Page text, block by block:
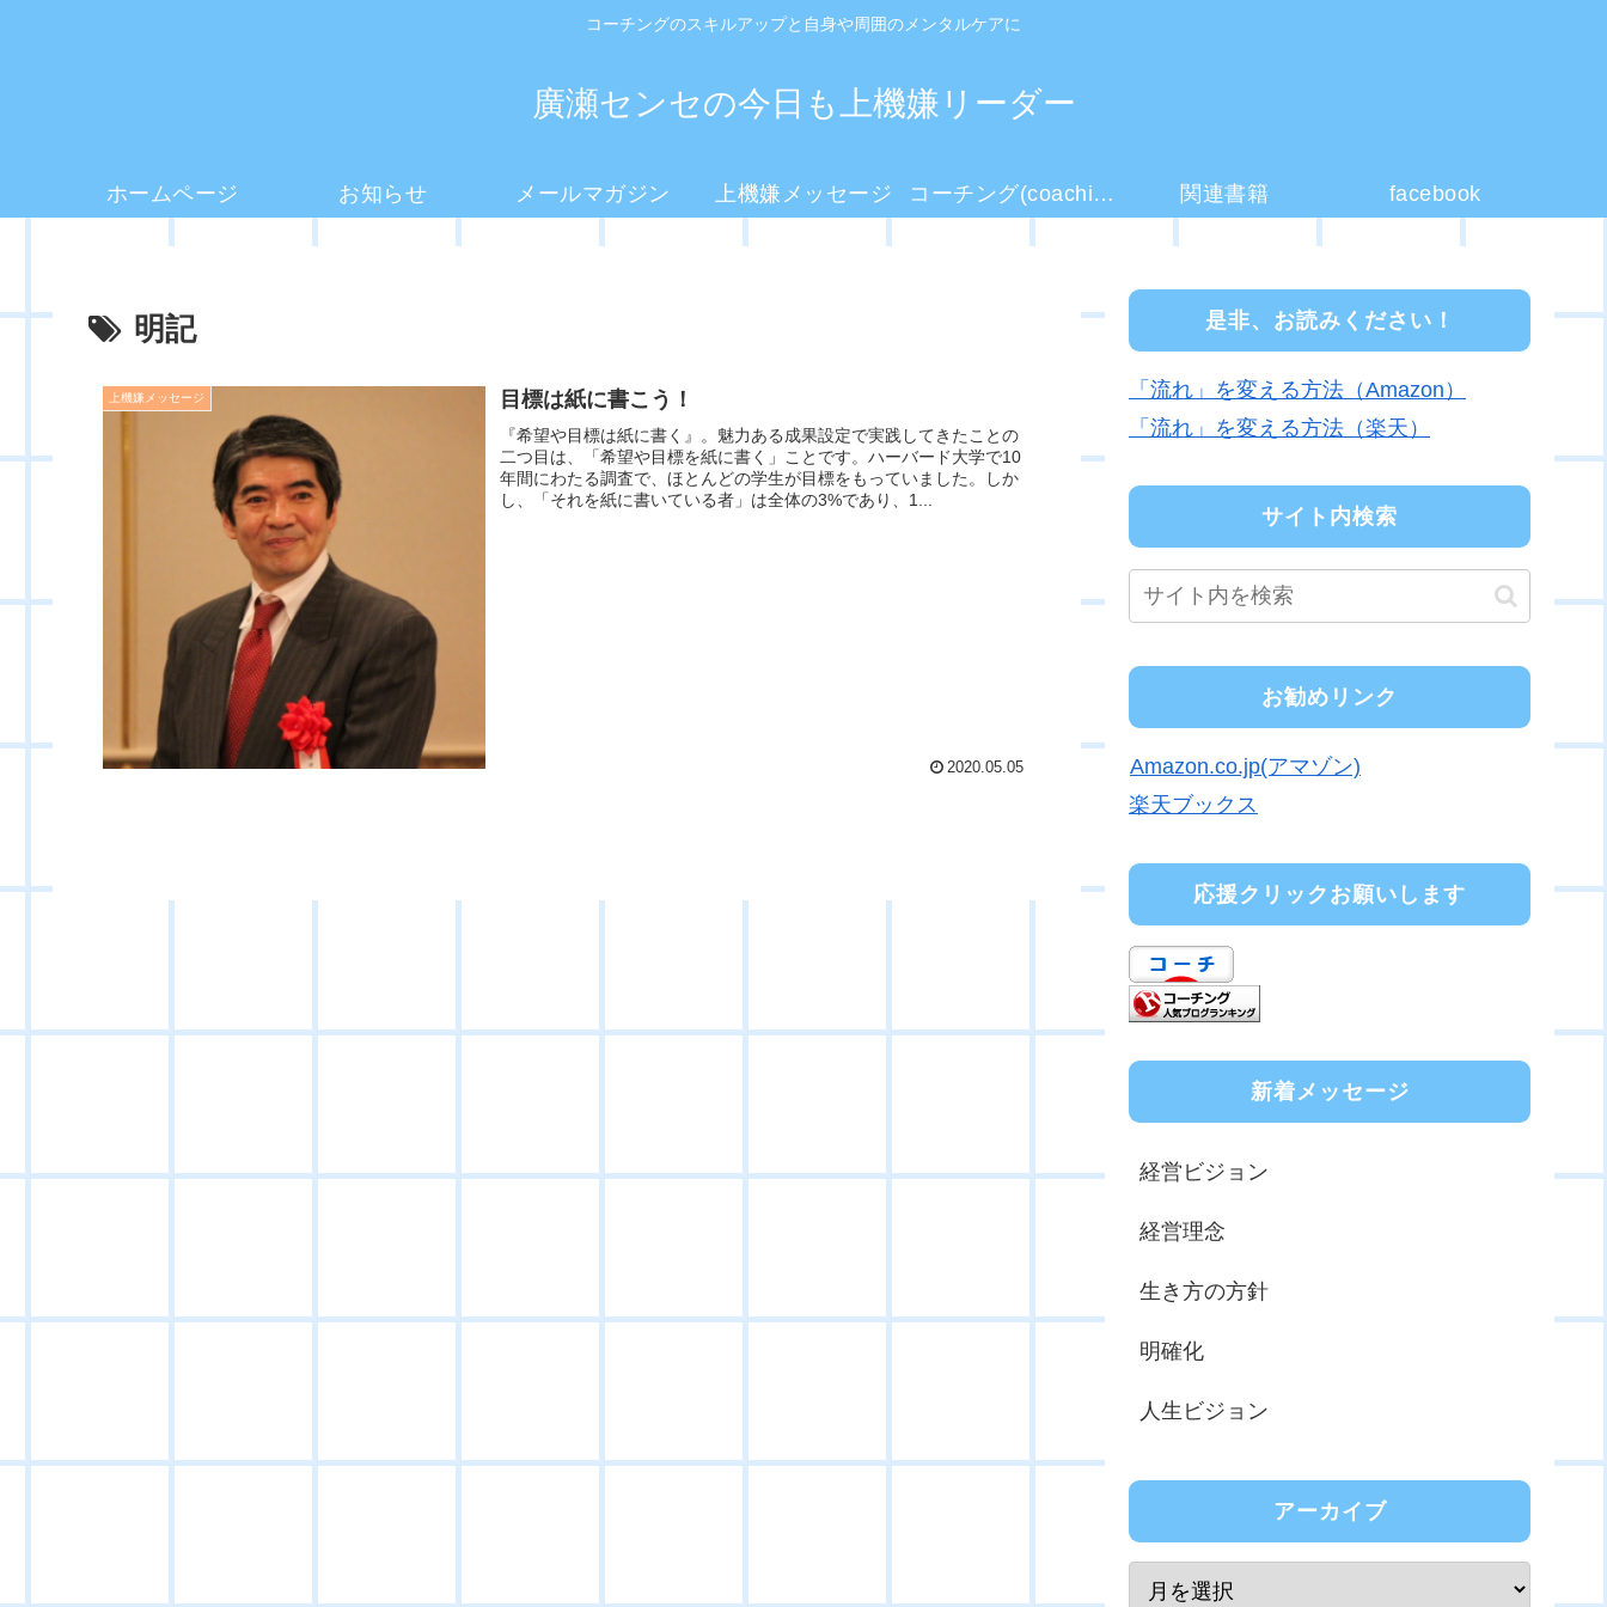
コーチングのスキルアップと自身や周囲のメンタルケアに
廣瀬センセの今日も上機嫌リーダー
ホームページ お知らせ メールマガジン 上機嫌メッセージ コーチング(coaching)とは？ 関連書籍 facebook
明記
上機嫌メッセージ 目標は紙に書こう！
『希望や目標は紙に書く』。魅力ある成果設定で実践してきたことの
二つ目は、「希望や目標を紙に書く」ことです。ハーバード大学で10
年間にわたる調査で、ほとんどの学生が目標をもっていました。しか
し、「それを紙に書いている者」は全体の3%であり、1...
2020.05.05
是非、お読みください！
「流れ」を変える方法（Amazon）
「流れ」を変える方法（楽天）
サイト内検索
お勧めリンク
Amazon.co.jp(アマゾン)
楽天ブックス
応援クリックお願いします
新着メッセージ
経営ビジョン
経営理念
生き方の方針
明確化
人生ビジョン
アーカイブ